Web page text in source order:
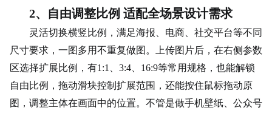
2、自由调整比例 适配全场景设计需求
灵活切换横竖比例，满足海报、电商、社交平台等不同
尺寸要求，一图多用不重复做图。上传图片后，在右侧参数
区选择扩展比例，有1:1、3:4、16:9等常用规格，也能解锁
自由比例，拖动滑块控制扩展范围，还能按住鼠标拖动原
图，调整主体在画面中的位置。不管是做手机壁纸、公众号